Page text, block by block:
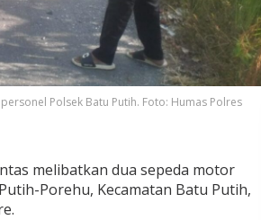
Polsek Batu Putih. Foto: Humas Polres
melibatkan dua sepeda motor
Porehu, Kecamatan Batu Putih,